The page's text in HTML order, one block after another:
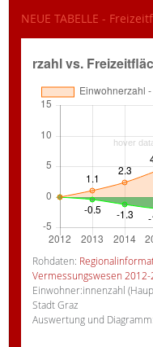
NEUE TABELLE -
Rohdaten:
Vermessungswesen
Einwohner:innenzahl
Stadt Graz
Auswertung und